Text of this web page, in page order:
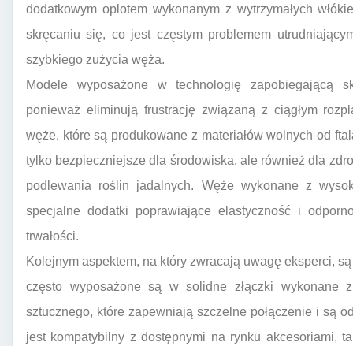
dodatkowym oplotem wykonanym z wytrzymałych
skręcaniu się, co jest częstym problemem
szybkiego zużycia węża.
Modele wyposażone w technologię zapobiegającą
ponieważ eliminują frustrację związaną z ciągłym
węże, które są produkowane z materiałów wolnych od
tylko bezpieczniejsze dla środowiska, ale również dla
podlewania roślin jadalnych. Węże wykonane z
specjalne dodatki poprawiające elastyczność i
trwałości.
Kolejnym aspektem, na który zwracają uwagę eksperci,
często wyposażone są w solidne złączki wykonane
sztucznego, które zapewniają szczelne połączenie i są
jest kompatybilny z dostępnymi na rynku akcesoriami,